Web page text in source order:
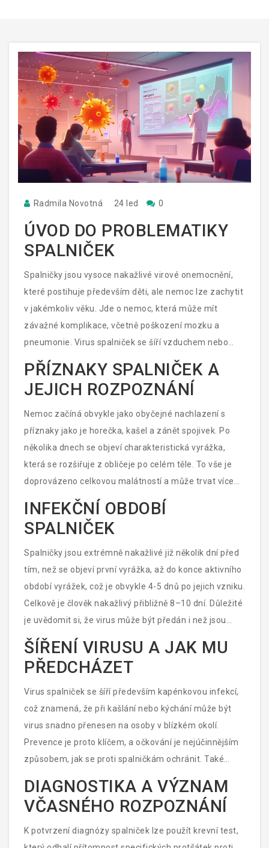
Radmila Novotná 24 led 0
ÚVOD DO PROBLEMATIKY
SPALNIČEK
Spalničky jsou vysoce nakažlivé virové onemocnění,
které postihuje především děti, ale nemoc lze zachytit
v jakémkoliv věku. Jde o nemoc, která může mít
závažné komplikace, včetně poškození mozku a
pneumonie. Virus spalniček se šíří vzduchem nebo
přímým kontaktem s infikovanými osobami. Dnes se
budeme věnovat tomu, jak dlouho jsou spalničky
infekční a co všechno to obnáší.
PŘÍZNAKY SPALNIČEK A
JEJICH ROZPOZNÁNÍ
Nemoc začíná obvykle jako obyčejné nachlazení s
příznaky jako je horečka, kašel a zánět spojivek. Po
několika dnech se objeví charakteristická vyrážka,
která se rozšiřuje z obličeje po celém těle. To vše je
doprovázeno celkovou malátností a může trvat více
než týden. Jde o první signály, že bychom měli
vyhledat lékařskou pomoc.
INFEKČNÍ OBDOBÍ
SPALNIČEK
Spalničky jsou extrémně nakažlivé již několik dní před
tím, než se objeví první vyrážka, až do konce aktivního
období vyrážek, což je obvykle 4-5 dnů po jejich vzniku.
Celkově je člověk nakažlivý přibližně 8–10 dní. Důležité
je uvědomit si, že virus může být předán i než jsou
viditelné jakékoliv symptomy, což komplikuje prevenci
šíření.
ŠÍŘENÍ VIRUSU A JAK MU
PŘEDCHÁZET
Virus spalniček se šíří především kapénkovou infekcí,
což znamená, že při kašlání nebo kýchání může být
virus snadno přenesen na osoby v blízkém okolí.
Prevence je proto klíčem, a očkování je nejúčinnějším
způsobem, jak se proti spalničkám ochránit. Také
důkladné umývání rukou a vyhýbání se těsnému
kontaktu s nakaženými osobami může pomoci v
omezení šíření nemoci.
DIAGNOSTIKA A VÝZNAM
VČASNÉHO ROZPOZNÁNÍ
K potvrzení diagnózy spalniček lze použít krevní test,